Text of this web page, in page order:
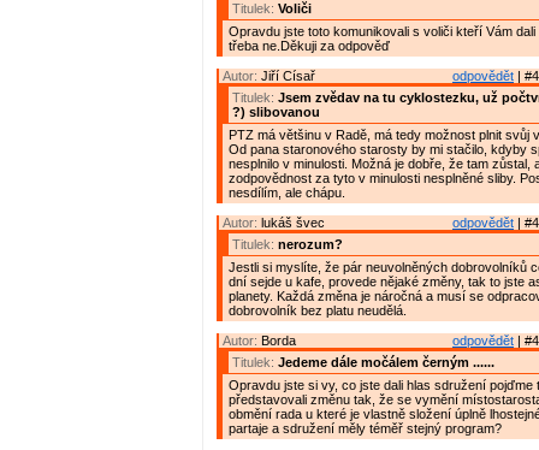
Titulek: Voliči
Opravdu jste toto komunikovali s voliči kteří Vám dali
třeba ne.Děkuji za odpověď
odpovědět |
Autor: Jiří Císař
Titulek: Jsem zvědav na tu cyklostezku, už
?) slibovanou
PTZ má většinu v Radě, má tedy možnost plnit svůj
Od pana staronového starosty by mi stačilo, kdyby
nesplnilo v minulosti. Možná je dobře, že tam zůstal,
zodpovědnost za tyto v minulosti nesplněné sliby.
nesdílím, ale chápu.
odpovědět |
Autor: lukáš švec
Titulek: nerozum?
Jestli si myslíte, že pár neuvolněných dobrovolníků
dní sejde u kafe, provede nějaké změny, tak to jste
planety. Každá změna je náročná a musí se
dobrovolník bez platu neudělá.
odpovědět |
Autor: Borda
Titulek: Jedeme dále močálem černým ......
Opravdu jste si vy, co jste dali hlas sdružení pojďme
představovali změnu tak, že se vymění
obmění rada u které je vlastně složení úplně
partaje a sdružení měly téměř stejný program?